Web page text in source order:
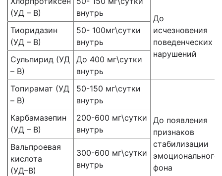
(УД – В)
внутрь
До
исчезновения
поведенческих
нарушений
Тиоридазин
(УД – В)
50- 100мг\сутки
внутрь
Сульпирид (УД
– В)
До 400 мг\сутки
внутрь
Топирамат (УД
– В)
50-150 мг\сутки
внутрь
До появления
признаков
стабилизации
эмоционального
фона
Карбамазепин
(УД – В)
200-600 мг\сутки
внутрь
Вальпроевая
кислота
(УД–В)
300-600 мг\сутки
внутрь